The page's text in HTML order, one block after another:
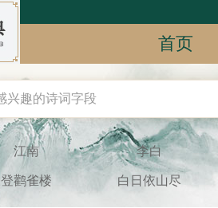
首页
江南
李白
登鹳雀楼 白日依山尽